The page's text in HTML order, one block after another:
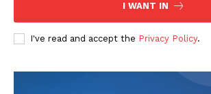
I WANT IN
I've read and accept the Privacy Policy.